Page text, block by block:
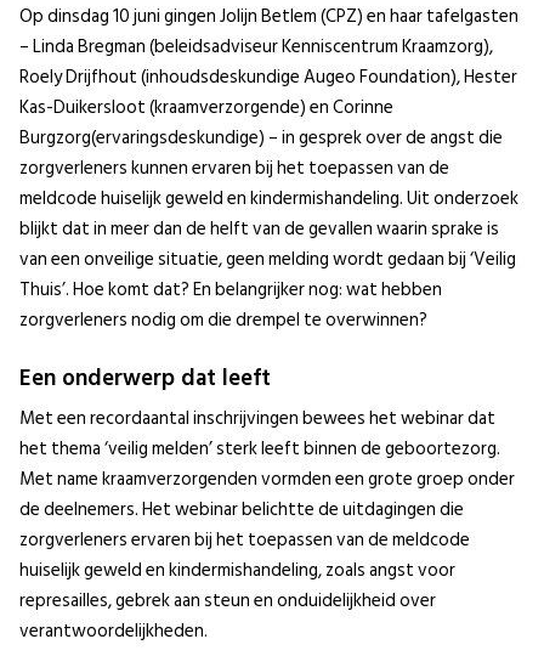
Op dinsdag 10 juni gingen Jolijn Betlem (CPZ) en haar tafelgasten
– Linda Bregman (beleidsadviseur Kenniscentrum Kraamzorg),
Roely Drijfhout (inhoudsdeskundige Augeo Foundation), Hester
Kas-Duikersloot (kraamverzorgende) en Corinne
Burgzorg(ervaringsdeskundige) – in gesprek over de angst die
zorgverleners kunnen ervaren bij het toepassen van de
meldcode huiselijk geweld en kindermishandeling. Uit onderzoek
blijkt dat in meer dan de helft van de gevallen waarin sprake is
van een onveilige situatie, geen melding wordt gedaan bij ‘Veilig
Thuis’. Hoe komt dat? En belangrijker nog: wat hebben
zorgverleners nodig om die drempel te overwinnen?
Een onderwerp dat leeft
Met een recordaantal inschrijvingen bewees het webinar dat
het thema ‘veilig melden’ sterk leeft binnen de geboortezorg.
Met name kraamverzorgenden vormden een grote groep onder
de deelnemers. Het webinar belichtte de uitdagingen die
zorgverleners ervaren bij het toepassen van de meldcode
huiselijk geweld en kindermishandeling, zoals angst voor
represailles, gebrek aan steun en onduidelijkheid over
verantwoordelijkheden.